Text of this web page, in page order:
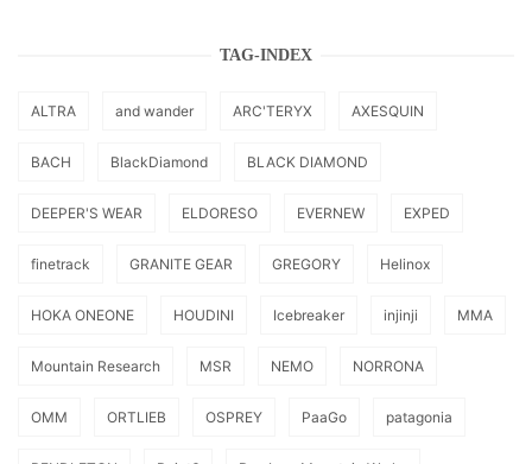
TAG-INDEX
ALTRA and wander ARC'TERYX AXESQUIN
BACH BlackDiamond BLACK DIAMOND
DEEPER'S WEAR ELDORESO EVERNEW EXPED
finetrack GRANITE GEAR GREGORY Helinox
HOKA ONEONE HOUDINI Icebreaker injinji MMA
Mountain Research MSR NEMO NORRONA
OMM ORTLIEB OSPREY PaaGo patagonia